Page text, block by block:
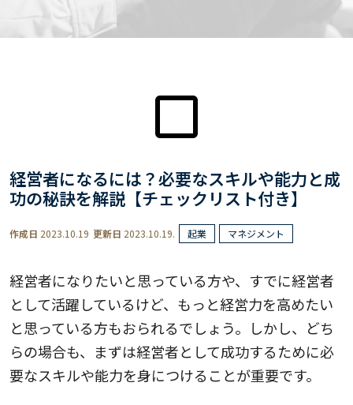
経営者になるには？必要なスキルや能力と成
功の秘訣を解説【チェックリスト付き】
作成日 2023.10.19 更新日 2023.10.19. 起業 マネジメント
経営者になりたいと思っている方や、すでに経営者
として活躍しているけど、もっと経営力を高めたい
と思っている方もおられるでしょう。しかし、どち
らの場合も、まずは経営者として成功するために必
要なスキルや能力を身につけることが重要です。